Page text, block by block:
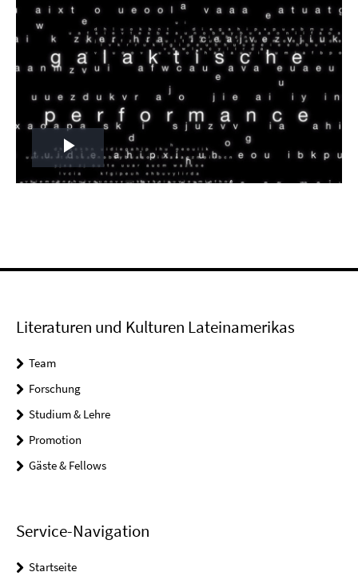
Play
Literaturen und Kulturen Lateinamerikas
Team
Forschung
Studium & Lehre
Promotion
Gäste & Fellows
Service-Navigation
Startseite